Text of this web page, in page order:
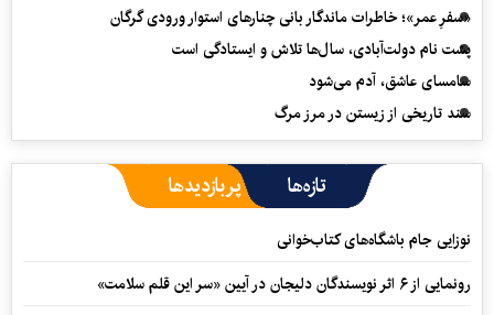
«سفرِ عمر»؛ خاطرات ماندگار بانی چنارهای استوار ورودی گرگان
پشت نام دولت‌آبادی، سال‌ها تلاش و ایستادگی است
سامسای عاشق، آدم می‌شود
سند تاریخی از زیستن در مرز مرگ
تازه‌ها پربازدیدها
نوزایی جام باشگاه‌های کتاب‌خوانی
رونمایی از ۶ اثر نویسندگان دلیجان در آیین «سر این قلم سلامت»